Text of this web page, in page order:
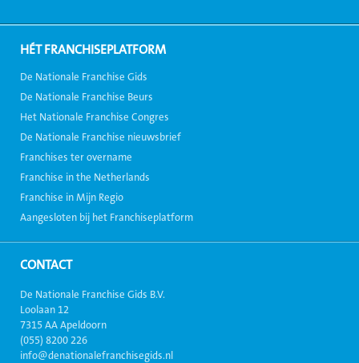
HÉT FRANCHISEPLATFORM
De Nationale Franchise Gids
De Nationale Franchise Beurs
Het Nationale Franchise Congres
De Nationale Franchise nieuwsbrief
Franchises ter overname
Franchise in the Netherlands
Franchise in Mijn Regio
Aangesloten bij het Franchiseplatform
CONTACT
De Nationale Franchise Gids B.V.
Loolaan 12
7315 AA Apeldoorn
(055) 8200 226
info@denationalefranchisegids.nl